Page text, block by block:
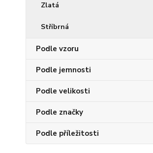
Zlatá
Stříbrná
Podle vzoru
Podle jemnosti
Podle velikosti
Podle značky
Podle příležitosti